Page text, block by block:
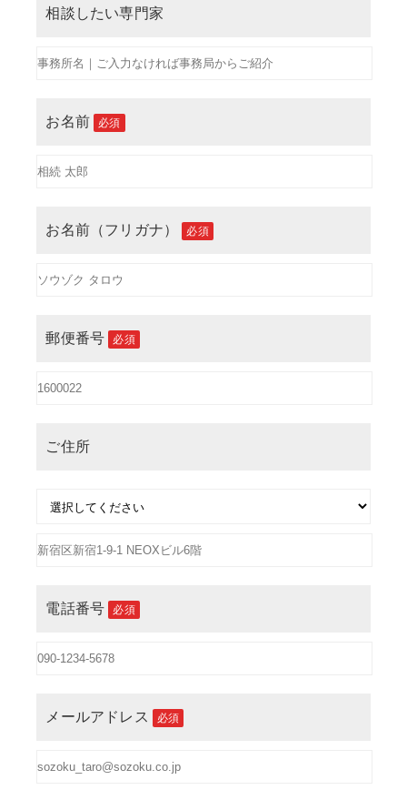
相談したい専門家
お名前 必須
お名前（フリガナ） 必須
郵便番号 必須
ご住所
電話番号 必須
メールアドレス 必須